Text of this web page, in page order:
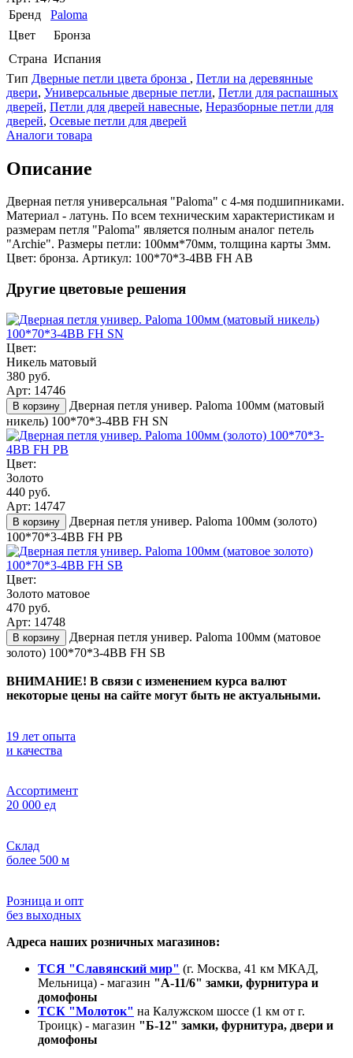
Бренд
Paloma
Цвет
Бронза
Страна Испания
Тип Дверные петли цвета бронза , Петли на деревянные
двери, Универсальные дверные петли, Петли для распашных
дверей, Петли для дверей навесные, Неразборные петли для
дверей, Осевые петли для дверей
Аналоги товара
Описание
Дверная петля универсальная "Paloma" с 4-мя подшипниками.
Материал - латунь. По всем техническим характеристикам и
размерам петля "Paloma" является полным аналог петель
"Archie". Размеры петли: 100мм*70мм, толщина карты 3мм.
Цвет: бронза. Артикул: 100*70*3-4BB FH AB
Другие цветовые решения
Цвет:
Никель матовый
380 руб.
Арт: 14746
В корзину
Дверная петля универ. Paloma 100мм (матовый
никель) 100*70*3-4BB FH SN
Цвет:
Золото
440 руб.
Арт: 14747
В корзину
Дверная петля универ. Paloma 100мм (золото)
100*70*3-4BB FH PB
Цвет:
Золото матовое
470 руб.
Арт: 14748
В корзину
Дверная петля универ. Paloma 100мм (матовое
золото) 100*70*3-4BB FH SB
ВНИМАНИЕ! В связи с изменением курса валют
некоторые цены на сайте могут быть не актуальными.
19 лет опыта
и качества
Ассортимент
20 000 ед
Склад
более 500 м
Розница и опт
без выходных
Адреса наших розничных магазинов:
ТСЯ "Славянский мир" (г. Москва, 41 км МКАД,
Мельница) - магазин "А-11/6" замки, фурнитура и
домофоны
ТСК "Молоток" на Калужском шоссе (1 км от г.
Троицк) - магазин "Б-12" замки, фурнитура, двери и
домофоны